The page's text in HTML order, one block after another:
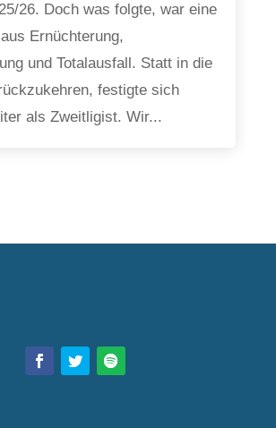
26. Doch was folgte, war eine
Ernüchterung,
und Totalausfall. Statt in die
festigte sich
als Zweitligist. Wir...